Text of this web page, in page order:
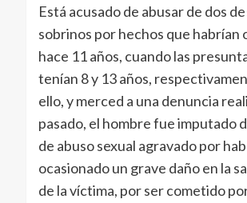
Está acusado de abusar de dos de
sobrinos por hechos que habrían
hace 11 años, cuando las
tenían 8 y 13 años,
ello, y merced a una denuncia
pasado, el hombre fue imputado
de abuso sexual agravado por
ocasionado un grave daño en la
de la víctima, por ser cometido